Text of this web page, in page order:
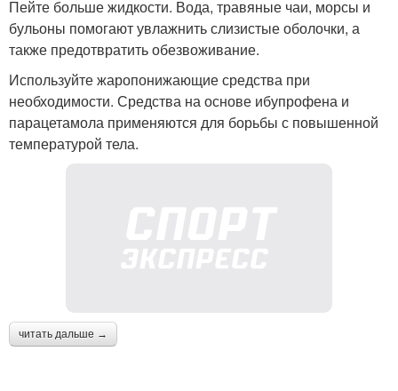
Пейте больше жидкости. Вода, травяные чаи, морсы и
бульоны помогают увлажнить слизистые оболочки, а
также предотвратить обезвоживание.
Используйте жаропонижающие средства при
необходимости. Средства на основе ибупрофена и
парацетамола применяются для борьбы с повышенной
температурой тела.
читать дальше →